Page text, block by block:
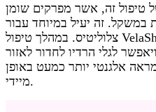
טיפול זה, אשר מפרקים שומן
במשקל. זה יעיל במיוחד עבור
צלוליטיס. במהלך טיפול VelaShape, הטכנאי יפעיל מכשיר
לגלי הרדיו לחדור לאזור
אלגנטי יותר כמעט באופן
מיידי.